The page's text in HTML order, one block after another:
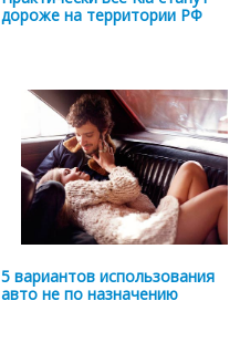
дороже на территории РФ
5 вариантов использования
авто не по назначению